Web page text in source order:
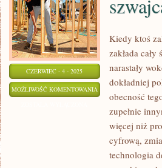
CZERWIEC - 4 - 2025
MOŻLIWOŚĆ KOMENTOWANIA
Kiedy ktoś
zakłada
narastały
dokładniej
obecność
zupełnie
więcej niż
cyfrową,
technologia